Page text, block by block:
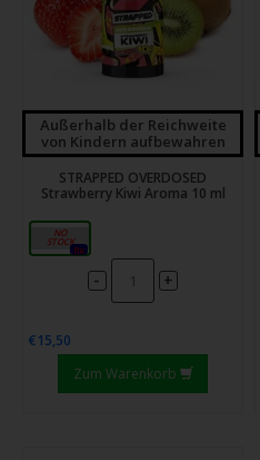
Außerhalb der Reichweite
von Kindern aufbewahren
STRAPPED OVERDOSED
Strawberry Kiwi Aroma 10 ml
10ml
0x
- +
€15,50
Zum Warenkorb